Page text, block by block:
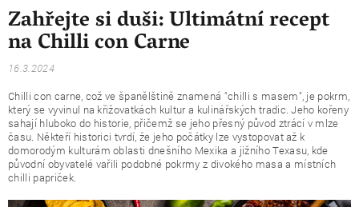
Zahřejte si duši: Ultimátní recept
na Chilli con Carne
16.3.2024
Chilli con carne, což ve španělštině znamená "chilli s masem", je pokrm,
který se vyvinul na křižovatkách kultur a kulinářských tradic. Jeho kořeny
sahají hluboko do historie, přičemž se jeho přesný původ ztrácí v mlze
času. Někteří historici tvrdí, že jeho počátky lze vystopovat až k
domorodým kulturám oblasti dnešního Mexika a jižního Texasu, kde
původní obyvatelé vařili podobné pokrmy z divokého masa a místních
chilli papriček.